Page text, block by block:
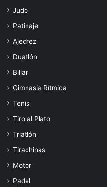
Judo
Patinaje
Ajedrez
Duatlón
Billar
Gimnasia Rítmica
Tenis
Tiro al Plato
Triatlón
Tirachinas
Motor
Padel